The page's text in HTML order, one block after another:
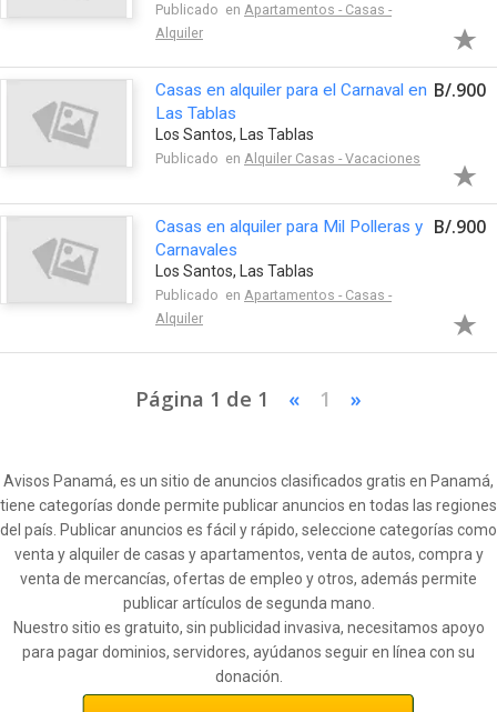
Publicado en Apartamentos - Casas -
Alquiler
Casas en alquiler para el Carnaval en
Las Tablas
Los Santos, Las Tablas
Publicado en Alquiler Casas - Vacaciones
B/.900
Casas en alquiler para Mil Polleras y
Carnavales
Los Santos, Las Tablas
Publicado en Apartamentos - Casas -
Alquiler
B/.900
Página 1 de 1 « 1 »
Avisos Panamá, es un sitio de anuncios clasificados gratis en Panamá,
tiene categorías donde permite publicar anuncios en todas las regiones
del país. Publicar anuncios es fácil y rápido, seleccione categorías como
venta y alquiler de casas y apartamentos, venta de autos, compra y
venta de mercancías, ofertas de empleo y otros, además permite
publicar artículos de segunda mano.
Nuestro sitio es gratuito, sin publicidad invasiva, necesitamos apoyo
para pagar dominios, servidores, ayúdanos seguir en línea con su
donación.